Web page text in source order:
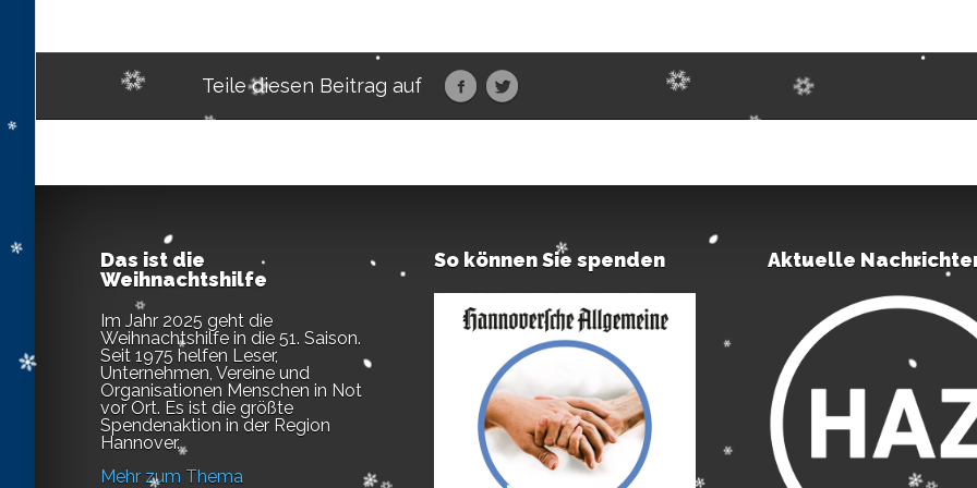
Teile diesen Beitrag auf
Das ist die
Weihnachtshilfe
Im Jahr 2025 geht die
Weihnachtshilfe in die 51. Saison.
Seit 1975 helfen Leser,
Unternehmen, Vereine und
Organisationen Menschen in Not
vor Ort. Es ist die größte
Spendenaktion in der Region
Hannover.
Mehr zum Thema
So können Sie spenden Aktuelle